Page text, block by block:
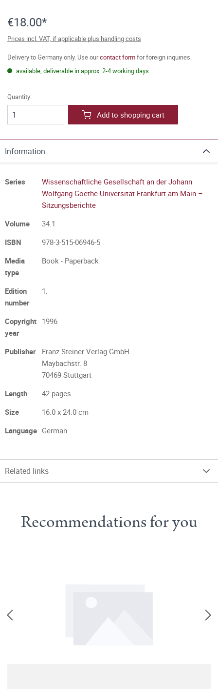
€18.00*
Prices incl. VAT, if applicable plus handling costs
Delivery to Germany only. Use ourcontact formfor foreign inquiries.
available, deliverable in approx. 2-4 working days
Quantity:
Add to shopping cart
Information
Series
Wissenschaftliche Gesellschaft an der Johann
Wolfgang Goethe-Universität Frankfurt am Main –
Sitzungsberichte
Volume
34.1
ISBN
978-3-515-06946-5
Media
type
Book - Paperback
Edition
number
1.
Copyright
year
1996
Publisher
Franz Steiner Verlag GmbH
Maybachstr. 8
70469 Stuttgart
Length
42 pages
Size
16.0 x 24.0 cm
Language German
Related links
Recommendations for you